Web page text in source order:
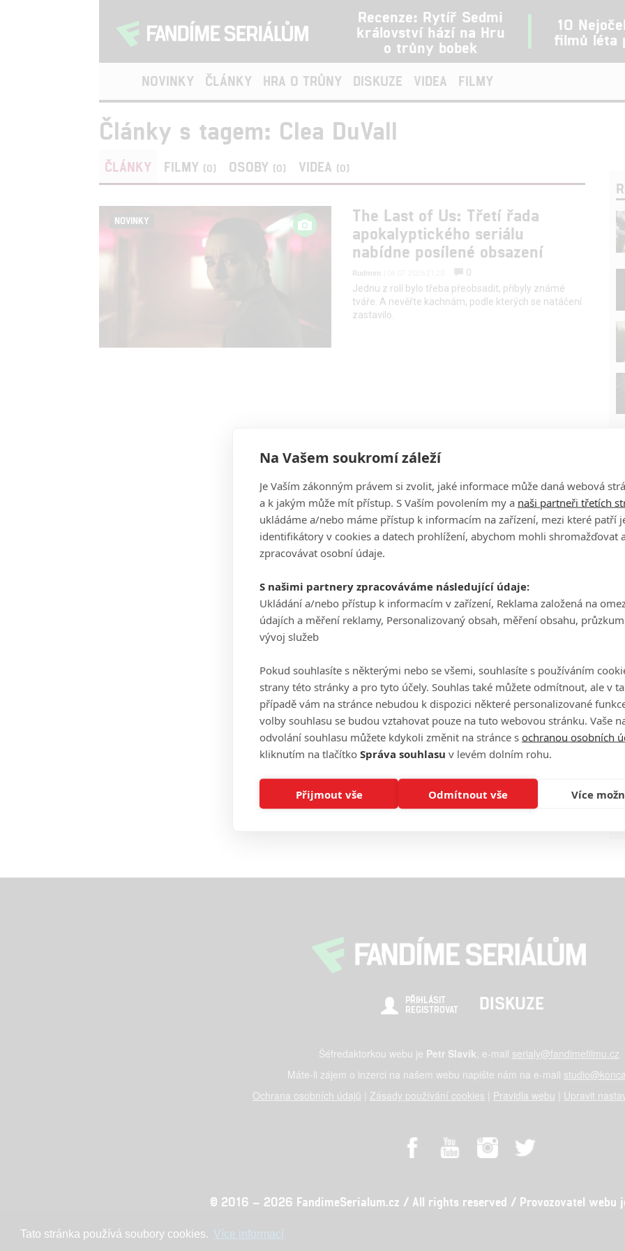
Tato stránka používá soubory cookies. Více informací
Recenze: Rytíř Sedmi
království hází na Hru
o trůny bobek
10
filmů léta
NOVINKY ČLÁNKY HRA O TRŮNY DISKUZE VIDEA FILMY
Články s tagem: Clea DuVall
ČLÁNKY FILMY (0) OSOBY (0) VIDEA (0)
NOVINKY
The Last of Us: Třetí řada
apokalyptického seriálu
nabídne posílené obsazení
Rudmen
0
Jednu z rolí bylo třeba přeobsadit, přibyly známé
tváře. A nevěřte kachnám, podle kterých se natáčení
zastavilo.
PŘIHLÁSIT
REGISTROVAT
DISKUZE
Šéfredaktorkou webu je Petr Slavík, e-mail serialy@fandimefilmu.cz
Máte-li zájem o inzerci na našem webu napište nám na e-mail
Ochrana osobních údajů
Zásady používání cookies Pravidla webu Upravit
© 2016 – 2026 FandimeSerialum.cz / All rights reserved / Provozovatel webu
Na Vašem soukromí záleží
Je Vaším zákonným právem si zvolit, jaké informace může daná webová
a k jakým může mít přístup. S Vaším povolením my a naši partneři třetích
ukládáme a/nebo máme přístup k informacím na zařízení, mezi které patří
identifikátory v cookies a datech prohlížení, abychom mohli shromažďovat
zpracovávat osobní údaje.
S našimi partnery zpracováváme následující údaje:
Ukládání a/nebo přístup k informacím v zařízení, Reklama založená na
údajích a měření reklamy, Personalizovaný obsah, měření obsahu,
vývoj služeb
Pokud souhlasíte s některými nebo se všemi, souhlasíte s používáním
strany této stránky a pro tyto účely. Souhlas také můžete odmítnout, ale v
případě vám na stránce nebudou k dispozici některé personalizované
volby souhlasu se budou vztahovat pouze na tuto webovou stránku. Vaše
odvolání souhlasu můžete kdykoli změnit na stránce s ochranou osobních
kliknutím na tlačítko Správa souhlasu v levém dolním rohu.
Přijmout vše Odmítnout vše Více